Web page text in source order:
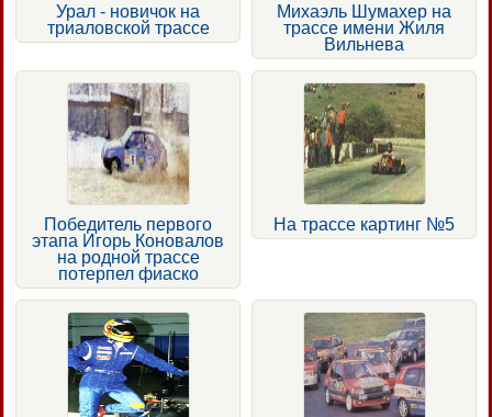
Урал - новичок на
триаловской трассе
Михаэль Шумахер на
трассе имени Жиля
Вильнева
Победитель первого
этапа Игорь Коновалов
на родной трассе
потерпел фиаско
На трассе картинг №5